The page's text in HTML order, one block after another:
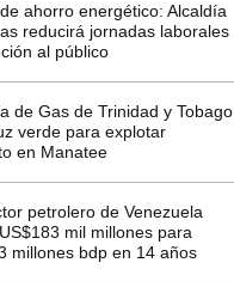
ahorro energético: Alcaldía
reducirá jornadas laborales
al público
de Gas de Trinidad y Tobago
verde para explotar
en Manatee
petrolero de Venezuela
mil millones para
millones bdp en 14 años